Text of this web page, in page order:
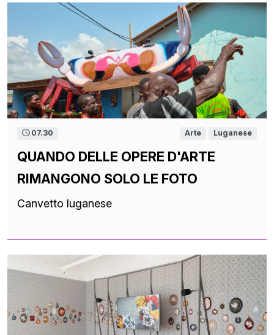
07.30 Arte Luganese
QUANDO DELLE OPERE D'ARTE
RIMANGONO SOLO LE FOTO
Canvetto luganese